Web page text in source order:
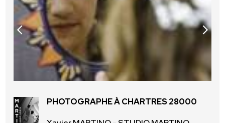
PHOTOGRAPHE À CHARTRES 28000